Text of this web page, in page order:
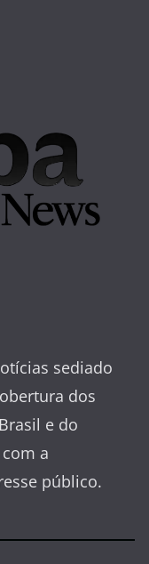
sediado
dos
e do
a
público.